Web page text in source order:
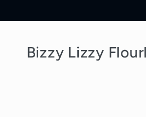
Bizzy Lizzy